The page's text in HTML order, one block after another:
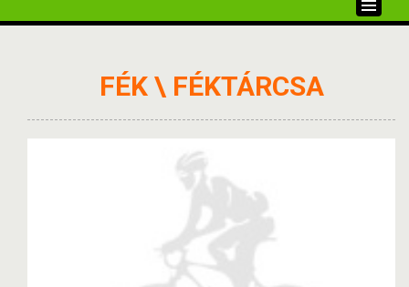
Toggle
FÉK \ FÉKTÁRCSA